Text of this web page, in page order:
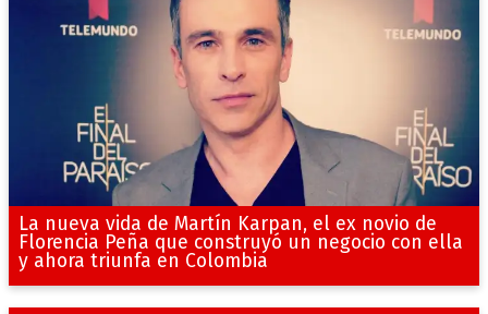
La nueva vida de Martín Karpan, el ex novio de
Florencia Peña que construyó un negocio con ella
y ahora triunfa en Colombia